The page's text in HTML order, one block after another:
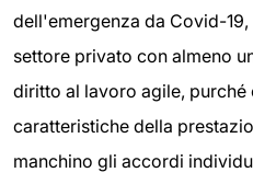
dell'emergenza da Covid-
settore privato con almeno
diritto al lavoro agile,
caratteristiche della
manchino gli accordi